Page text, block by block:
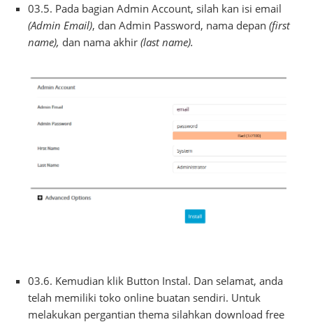
03.5. Pada bagian Admin Account, silah kan isi email
(Admin Email), dan Admin Password, nama depan (first
name), dan nama akhir (last name).
03.6. Kemudian klik Button Instal. Dan selamat, anda
telah memiliki toko online buatan sendiri. Untuk
melakukan pergantian thema silahkan download free